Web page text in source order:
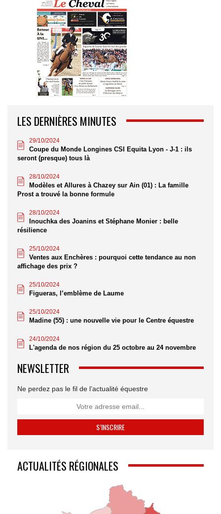
LES DERNIÈRES MINUTES
29/10/2024
Coupe du Monde Longines CSI Equita Lyon - J-1 : ils
seront (presque) tous là
28/10/2024
Modèles et Allures à Chazey sur Ain (01) : La famille
Prost a trouvé la bonne formule
28/10/2024
Inouchka des Joanins et Stéphane Monier : belle
résilience
25/10/2024
Ventes aux Enchères : pourquoi cette tendance au non
affichage des prix ?
25/10/2024
Figueras, l’emblème de Laume
25/10/2024
Madine (55) : une nouvelle vie pour le Centre équestre
24/10/2024
L'agenda de nos région du 25 octobre au 24 novembre
NEWSLETTER
Ne perdez pas le fil de l’actualité équestre
ACTUALITÉS RÉGIONALES